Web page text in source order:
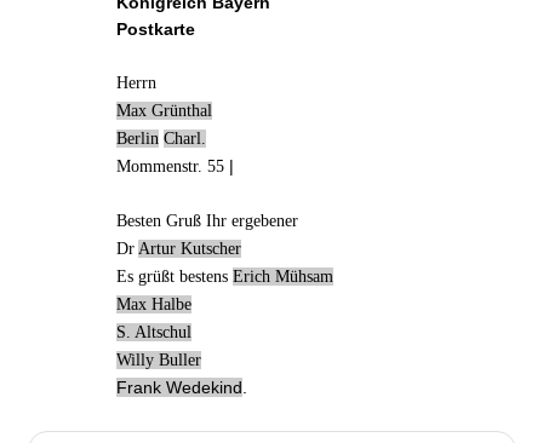
Postkarte
Herrn
Max Grünthal
Berlin Charl.
Mommenstr. 55 |
Besten Gruß Ihr ergebener
Dr Artur Kutscher
Es grüßt bestensErich Mühsam
Max Halbe
S. Altschul
Willy Buller
Frank Wedekind